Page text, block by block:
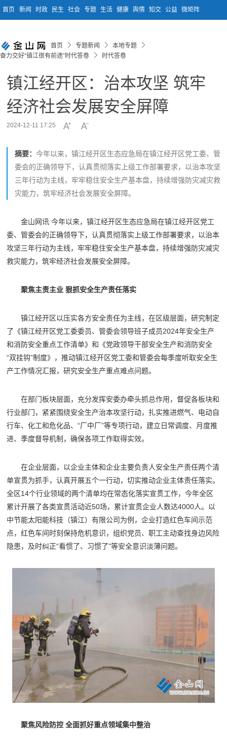
首页 新闻 时政 民生 社会 专题 生活 健康 舆情 知交 公益 微矩阵
首页 专题新闻
本地专题
奋力交好“镇江很有前途”时代答卷
时代答卷
镇江经开区：治本攻坚 筑牢
经济社会发展安全屏障
2024-12-11 17:25
摘要： 今年以来，镇江经开区生态应急局在镇江经开区党工委、管
委会的正确领导下，认真贯彻落实上级工作部署要求，以治本攻坚
三年行动为主线，牢牢稳住安全生产基本盘，持续增强防灾减灾救
灾能力，筑牢经济社会发展安全屏障。
金山网讯 今年以来，镇江经开区生态应急局在镇江经开区党工
委、管委会的正确领导下，认真贯彻落实上级工作部署要求，以治本
攻坚三年行动为主线，牢牢稳住安全生产基本盘，持续增强防灾减灾
救灾能力，筑牢经济社会发展安全屏障。
聚焦主责主业 狠抓安全生产责任落实
镇江经开区以压实各方安全责任为主线，在区级层面，研究制定
了《镇江经开区党工委委员、管委会领导班子成员2024年安全生产
和消防安全重点工作清单》和《党政领导干部安全生产和消防安全
“双挂钩”制度》，推动镇江经开区党工委和管委会每季度听取安全生
产工作情况汇报，研究安全生产重点难点问题。
在部门板块层面，充分发挥安委办牵头抓总作用，督促各板块和
行业部门，紧紧围绕安全生产治本攻坚行动，扎实推进燃气、电动自
行车、化工和危化品、“厂中厂”等专项行动，建立日常调度、月度推
进、季度督导机制，确保各项工作取得实效。
在企业层面，以企业主体和企业主要负责人安全生产责任两个清
单宣贯为抓手，认真开展五个一行动，切实推动企业主体责任落实。
全区14个行业领域的两个清单均在常态化落实宣贯工作，今年全区
累计开展了各类宣贯活动近50场，累计宣贯企业人数达4000人。以
中节能太阳能科技（镇江）有限公司为例，企业打造红色车间示范
点，红色车间时刻保持危机意识，组织党员、职工主动查找身边风险
隐患，及时纠正“看惯了、习惯了”等安全意识淡薄问题。
聚焦风险防控 全面抓好重点领域集中整治